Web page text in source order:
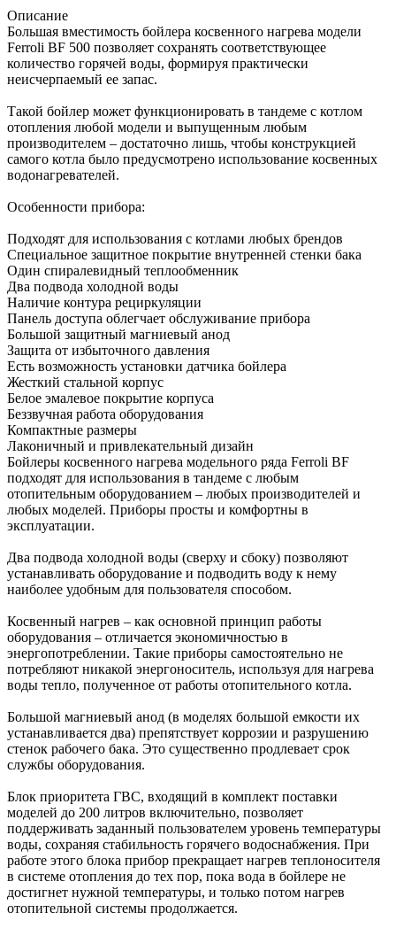
Описание
Большая вместимость бойлера косвенного нагрева модели
Ferroli BF 500 позволяет сохранять соответствующее
количество горячей воды, формируя практически
неисчерпаемый ее запас.
Такой бойлер может функционировать в тандеме с котлом
отопления любой модели и выпущенным любым
производителем – достаточно лишь, чтобы конструкцией
самого котла было предусмотрено использование косвенных
водонагревателей.
Особенности прибора:
Подходят для использования с котлами любых брендов
Специальное защитное покрытие внутренней стенки бака
Один спиралевидный теплообменник
Два подвода холодной воды
Наличие контура рециркуляции
Панель доступа облегчает обслуживание прибора
Большой защитный магниевый анод
Защита от избыточного давления
Есть возможность установки датчика бойлера
Жесткий стальной корпус
Белое эмалевое покрытие корпуса
Беззвучная работа оборудования
Компактные размеры
Лаконичный и привлекательный дизайн
Бойлеры косвенного нагрева модельного ряда Ferroli BF
подходят для использования в тандеме с любым
отопительным оборудованием – любых производителей и
любых моделей. Приборы просты и комфортны в
эксплуатации.
Два подвода холодной воды (сверху и сбоку) позволяют
устанавливать оборудование и подводить воду к нему
наиболее удобным для пользователя способом.
Косвенный нагрев – как основной принцип работы
оборудования – отличается экономичностью в
энергопотреблении. Такие приборы самостоятельно не
потребляют никакой энергоноситель, используя для нагрева
воды тепло, полученное от работы отопительного котла.
Большой магниевый анод (в моделях большой емкости их
устанавливается два) препятствует коррозии и разрушению
стенок рабочего бака. Это существенно продлевает срок
службы оборудования.
Блок приоритета ГВС, входящий в комплект поставки
моделей до 200 литров включительно, позволяет
поддерживать заданный пользователем уровень температуры
воды, сохраняя стабильность горячего водоснабжения. При
работе этого блока прибор прекращает нагрев теплоносителя
в системе отопления до тех пор, пока вода в бойлере не
достигнет нужной температуры, и только потом нагрев
отопительной системы продолжается.